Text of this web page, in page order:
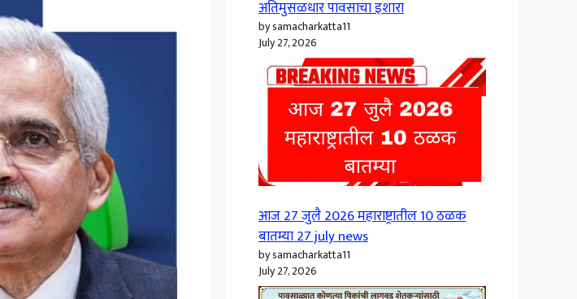
अतिमुसळधार पावसाचा इशारा
by samacharkatta11
July 27, 2026
आज 27 जुलै 2026 महाराष्ट्रातील 10 ठळक
बातम्या 27 july news
by samacharkatta11
July 27, 2026